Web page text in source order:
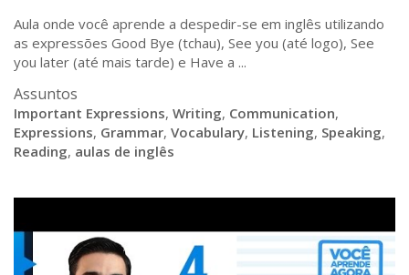
Aula onde você aprende a despedir-se em inglês utilizando
as expressões Good Bye (tchau), See you (até logo), See
you later (até mais tarde) e Have a ...
Assuntos
Important Expressions, Writing, Communication,
Expressions, Grammar, Vocabulary, Listening, Speaking,
Reading, aulas de inglês